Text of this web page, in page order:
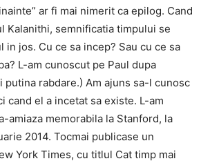
ar fi mai nimerit ca epilog. Cand
Kalanithi, semnificatia timpului se
in jos. Cu ce sa incep? Sau cu ce sa
L-am cunoscut pe Paul dupa
putina rabdare.) Am ajuns sa-l cunosc
cand el a incetat sa existe. L-am
amiaza memorabila la Stanford, la
2014. Tocmai publicase un
York Times, cu titlul Cat timp mai